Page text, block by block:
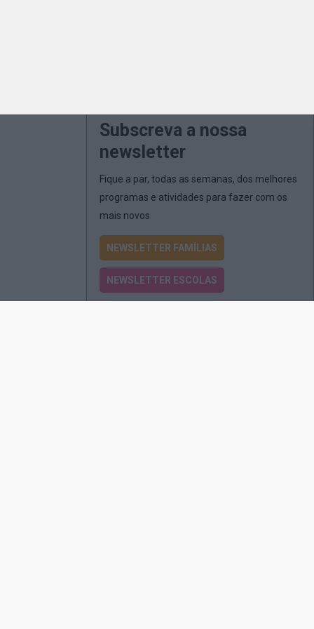
Subscreva a nossa
newsletter
Fique a par, todas as semanas, dos melhores
programas e atividades para fazer com os
mais novos
NEWSLETTER FAMÍLIAS
NEWSLETTER ESCOLAS